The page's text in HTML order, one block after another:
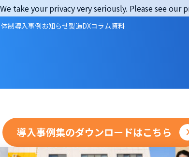
制導入事例お知らせ製造DXコラム資料
導入事例集のダウンロードはこちら
take your privacy very seriously. Please see our